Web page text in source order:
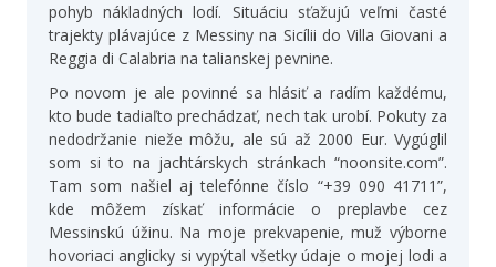
pohyb nákladných lodí. Situáciu sťažujú veľmi časté
trajekty plávajúce z Messiny na Sicílii do Villa Giovani a
Reggia di Calabria na talianskej pevnine.
Po novom je ale povinné sa hlásiť a radím každému,
kto bude tadiaľto prechádzať, nech tak urobí. Pokuty za
nedodržanie nieže môžu, ale sú až 2000 Eur. Vygúglil
som si to na jachtárskych stránkach “noonsite.com”.
Tam som našiel aj telefónne číslo “+39 090 41711”,
kde môžem získať informácie o preplavbe cez
Messinskú úžinu. Na moje prekvapenie, muž výborne
hovoriaci anglicky si vypýtal všetky údaje o mojej lodi a